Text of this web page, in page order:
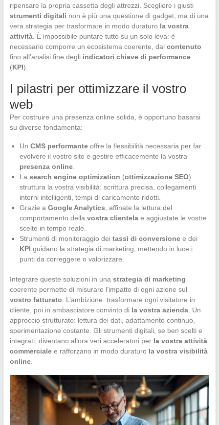
ripensare la propria cassetta degli attrezzi. Scegliere i giusti
strumenti digitali non è più una questione di gadget, ma di una
vera strategia per trasformare in modo duraturo la vostra
attività. È impossibile puntare tutto su un solo leva: è
necessario comporre un ecosistema coerente, dal contenuto
fino all’analisi fine degli indicatori chiave di performance
(KPI).
I pilastri per ottimizzare il vostro
web
Per costruire una presenza online solida, è opportuno basarsi
su diverse fondamenta:
Un CMS performanteoffre la flessibilità necessaria per far
evolvere il vostro sito e gestire efficacemente la vostra
presenza online.
La search engine optimization (ottimizzazione SEO)
struttura la vostra visibilità: scrittura precisa, collegamenti
interni intelligenti, tempi di caricamento ridotti.
Grazie a Google Analytics , affinate la lettura del
comportamento della vostra clientelae aggiustate le vostre
scelte in tempo reale.
Strumenti di monitoraggio dei tassi di conversionee dei
KPI guidano la strategia di marketing, mettendo in luce i
punti da correggere o valorizzare.
Integrare queste soluzioni in una strategia di marketing
coerente permette di misurare l’impatto di ogni azione sul
vostro fatturato . L’ambizione: trasformare ogni visitatore in
cliente, poi in ambasciatore convinto di la vostra azienda. Un
approccio strutturato: lettura dei dati, adattamento continuo,
sperimentazione costante. Gli strumenti digitali, se ben scelti e
integrati, diventano allora veri acceleratori per la vostra attività
commercialee rafforzano in modo duraturo la vostra visibilità
online.